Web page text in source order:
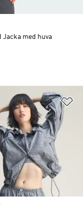
önskelistan
Jacka med huva